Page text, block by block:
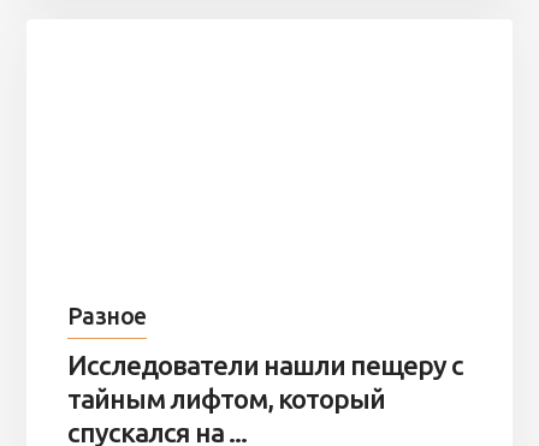
Разное
Исследователи нашли пещеру с
тайным лифтом, который
спускался на ...